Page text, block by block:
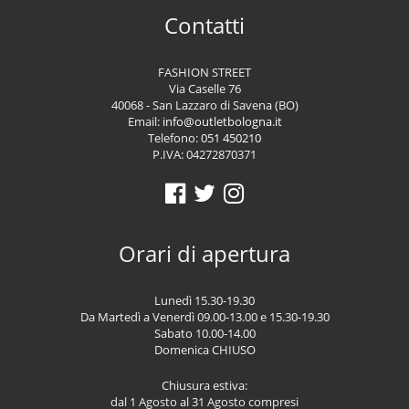
Contatti
FASHION STREET
Via Caselle 76
40068 - San Lazzaro di Savena (BO)
Email: info@outletbologna.it
Telefono:051 450210
P.IVA: 04272870371
Orari di apertura
Lunedì 15.30-19.30
Da Martedì a Venerdì 09.00-13.00 e 15.30-19.30
Sabato 10.00-14.00
Domenica CHIUSO
Chiusura estiva:
dal 1 Agosto al 31 Agosto compresi